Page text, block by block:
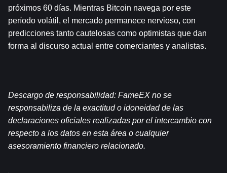
próximos 60 días. Mientras Bitcoin navega por este
período volátil, el mercado permanece nervioso, con
predicciones tanto cautelosas como optimistas que dan
forma al discurso actual entre comerciantes y analistas.
Descargo de responsabilidad: FameEX no se
responsabiliza de la exactitud o idoneidad de las
declaraciones oficiales realizadas por el intercambio con
respecto a los datos en esta área o cualquier
asesoramiento financiero relacionado.